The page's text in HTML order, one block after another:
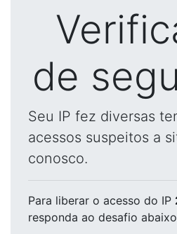
de
Seu IP fez diversas
acessos suspeitos a
conosco.
Para liberar o acesso do IP
responda ao desafio